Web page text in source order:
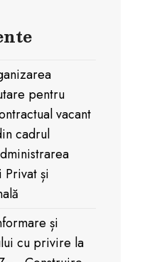
pentru
vacant
cadrul
Privat și
și
cu privire la